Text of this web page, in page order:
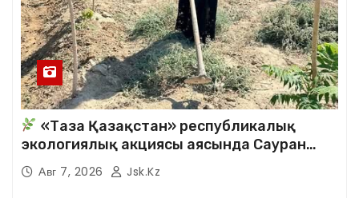
«Таза Қазақстан» республикалық
экологиялық акциясы аясында Сауран
аудандық кітапханасының қызметкерлері
кезекті сенбілік жұмыстарына белсене
Авг 7, 2026 Jsk.kz